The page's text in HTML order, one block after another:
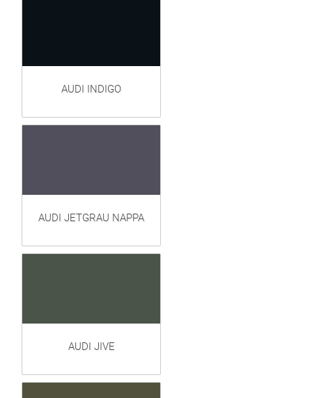
AUDI INDIGO
AUDI JETGRAU NAPPA
AUDI JIVE